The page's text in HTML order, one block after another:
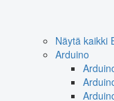
Näytä kaikki
Arduino